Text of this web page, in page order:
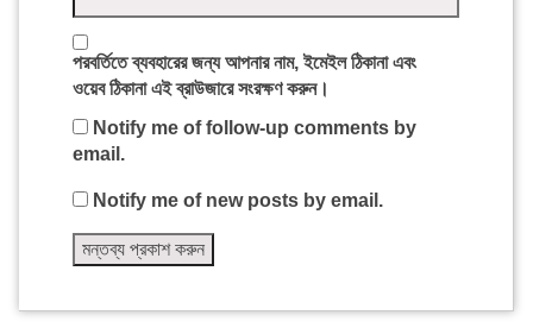
পরবর্তিতে ব্যবহারের জন্য আপনার নাম, ইমেইল ঠিকানা এবং
ওয়েব ঠিকানা এই ব্রাউজারে সংরক্ষণ করুন।
Notify me of follow-up comments by
email.
Notify me of new posts by email.